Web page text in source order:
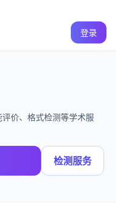
登录
价、格式检测等学术服
检测服务